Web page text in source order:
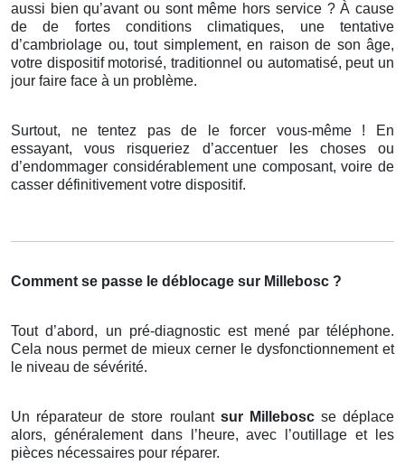
aussi bien qu’avant ou sont même hors service ? À cause
de de fortes conditions climatiques, une tentative
d’cambriolage ou, tout simplement, en raison de son âge,
votre dispositif motorisé, traditionnel ou automatisé, peut un
jour faire face à un problème.
Surtout, ne tentez pas de le forcer vous-même ! En
essayant, vous risqueriez d’accentuer les choses ou
d’endommager considérablement une composant, voire de
casser définitivement votre dispositif.
Comment se passe le déblocage sur Millebosc ?
Tout d’abord, un pré-diagnostic est mené par téléphone.
Cela nous permet de mieux cerner le dysfonctionnement et
le niveau de sévérité.
Un réparateur de store roulant sur Millebosc se déplace
alors, généralement dans l’heure, avec l’outillage et les
pièces nécessaires pour réparer.